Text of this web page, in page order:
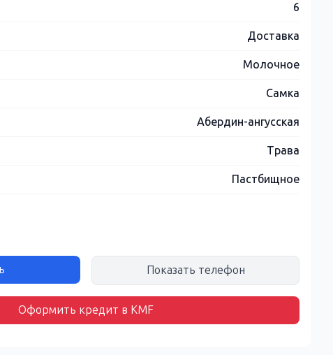
6
Доставка
Молочное
Самка
Абердин-ангусская
Трава
Пастбищное
Показать телефон
Оформить кредит в KMF